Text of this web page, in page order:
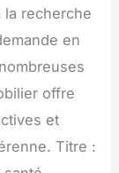
recherche
en
offre
et
Titre :